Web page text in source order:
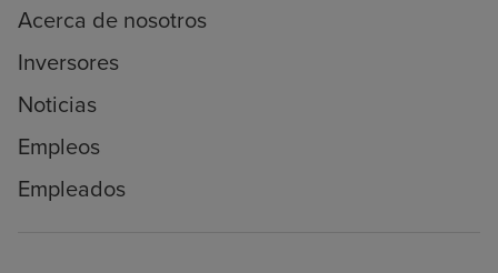
Acerca de nosotros
Inversores
Noticias
Empleos
Empleados